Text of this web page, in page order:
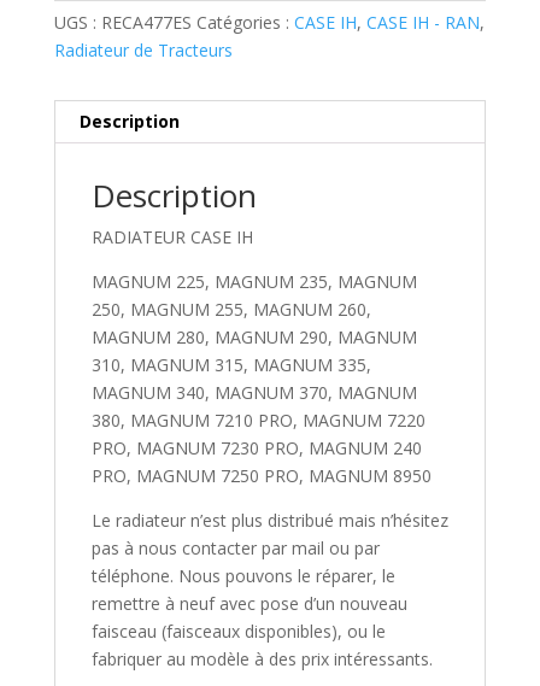
UGS : RECA477ES Catégories : CASE IH, CASE IH - RAN,
Radiateur de Tracteurs
Description
Description
RADIATEUR CASE IH
MAGNUM 225, MAGNUM 235, MAGNUM
250, MAGNUM 255, MAGNUM 260,
MAGNUM 280, MAGNUM 290, MAGNUM
310, MAGNUM 315, MAGNUM 335,
MAGNUM 340, MAGNUM 370, MAGNUM
380, MAGNUM 7210 PRO, MAGNUM 7220
PRO, MAGNUM 7230 PRO, MAGNUM 240
PRO, MAGNUM 7250 PRO, MAGNUM 8950
Le radiateur n’est plus distribué mais n’hésitez
pas à nous contacter par mail ou par
téléphone. Nous pouvons le réparer, le
remettre à neuf avec pose d’un nouveau
faisceau (faisceaux disponibles), ou le
fabriquer au modèle à des prix intéressants.